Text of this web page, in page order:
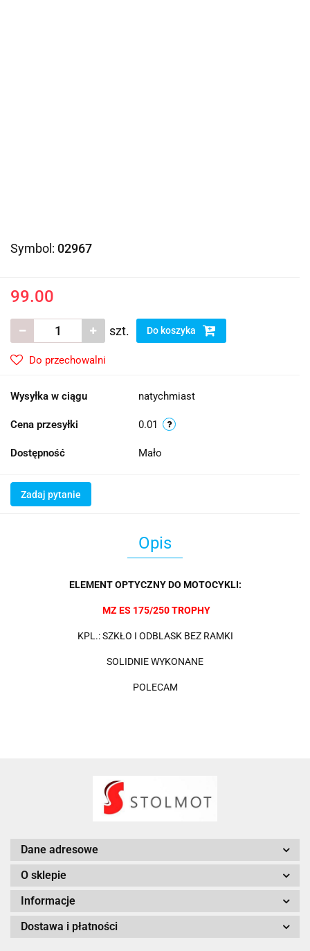
Symbol: 02967
99.00
szt. Do koszyka
Do przechowalni
Wysyłka w ciągu natychmiast
Cena przesyłki 0.01
Dostępność Mało
Zadaj pytanie
Opis
ELEMENT OPTYCZNY DO MOTOCYKLI:
MZ ES 175/250 TROPHY
KPL.: SZKŁO I ODBLASK BEZ RAMKI
SOLIDNIE WYKONANE
POLECAM
Dane adresowe
O sklepie
Informacje
Dostawa i płatności